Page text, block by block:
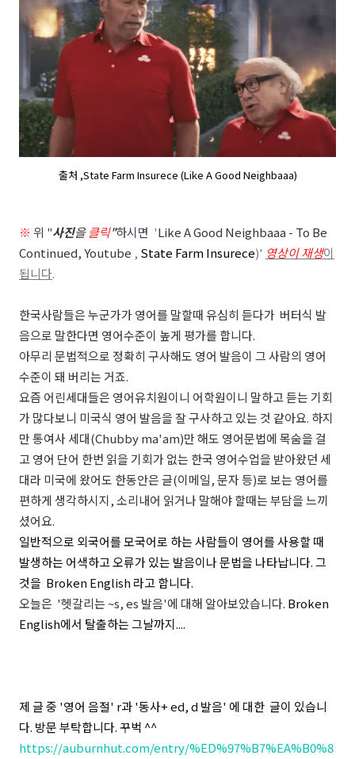
출처 ,State Farm Insurece (Like A Good Neighbaaa)
※ 위 "사진을 클릭"하시면 'Like A Good Neighbaaa - To Be
Continued, Youtube , State Farm Insurece)' 영상이 재생이
됩니다.
한국사람들은 누군가가 영어를 말할때 유심히 듣다가 버터식 발
음으로 말한다면 영어수준이 높게 평가를 합니다.
아무리 문법적으로 정확히 구사해도 영어 발음이 그 사람의 영어
수준이 돼 버리는 거죠.
요즘 어린세대들은 영어유치원이니 어학원이니 말하고 듣는 기회
가 많다보니 미국식 영어 발음을 잘 구사하고 있는 것 같아요. 하지
만 통여사 세대(Chubby ma'am)만 해도 영어문법에 목숨을 걸
고 영어 단어 한번 읽을 기회가 없는 한국 영어수업을 받아왔던 세
대라 미국에 왔어도 한동안은 글(이메일, 문자 등)로 보는 영어를
편하게 생각하시지, 소리내어 읽거나 말해야 할때는 부담을 느끼
셨어요.
일반적으로 외국어를 모국어로 하는 사람들이 영어를 사용할 때
발생하는 어색하고 오류가 있는 발음이나 문법을 나타납니다. 그
것을 Broken English 라고 합니다.
오늘은 '헷갈리는 ~s, es 발음'에 대해 알아보았습니다. Broken
English에서 탈출하는 그날까지....
제 글 중 '영어 음절' r과 '동사+ ed, d 발음' 에 대한 글이 있습니
다. 방문 부탁합니다. 꾸벅 ^^
https://auburnhut.com/entry/%ED%97%B7%EA%B0%8